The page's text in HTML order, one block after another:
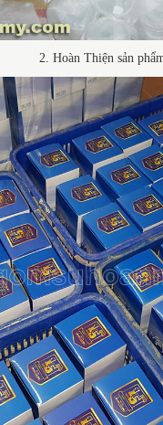
BÁT TRÀNG
THẦY CÔ GIÁO
11
2. Hoàn Thiện sản